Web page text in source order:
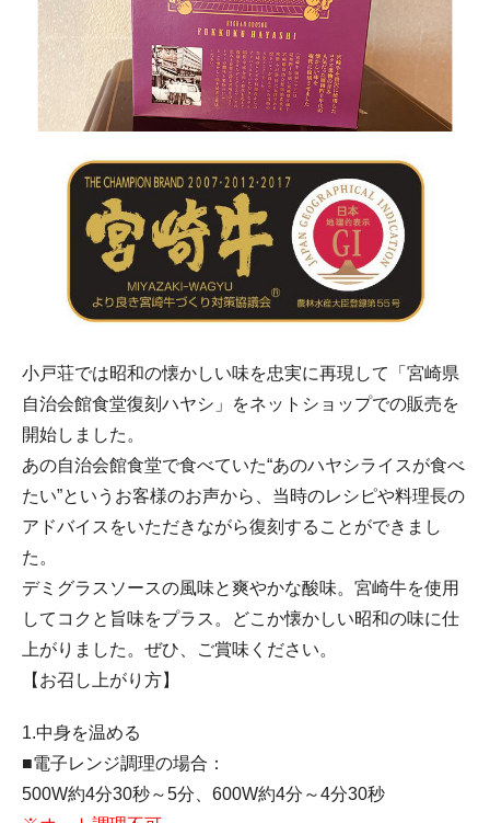
小戸荘では昭和の懐かしい味を忠実に再現して「宮崎県
自治会館食堂復刻ハヤシ」をネットショップでの販売を
開始しました。
あの自治会館食堂で食べていた“あのハヤシライスが食べ
たい”というお客様のお声から、当時のレシピや料理長の
アドバイスをいただきながら復刻することができまし
た。
デミグラスソースの風味と爽やかな酸味。宮崎牛を使用
してコクと旨味をプラス。どこか懐かしい昭和の味に仕
上がりました。ぜひ、ご賞味ください。
【お召し上がり方】
1.中身を温める
■電子レンジ調理の場合：
500W約4分30秒～5分、600W約4分～4分30秒